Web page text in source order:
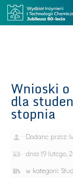
Wnioski
dla
stopnia
Dodane przez:
dnia 19 lutego,
w kategorii: